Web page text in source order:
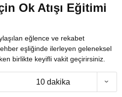
Ok Atışı Eğitimi
eğlence ve rekabet
eşliğinde ilerleyen geleneksel
birlikte keyifli vakit geçirirsiniz.
10 dakika